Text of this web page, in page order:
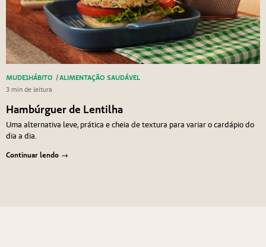
MUDE1HÁBITO /ALIMENTAÇÃO SAUDÁVEL
3 min de leitura
Hambúrguer de Lentilha
Uma alternativa leve, prática e cheia de textura para variar o cardápio do
dia a dia.
Continuar lendo